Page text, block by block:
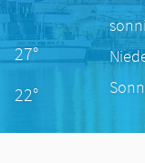
27°
22°